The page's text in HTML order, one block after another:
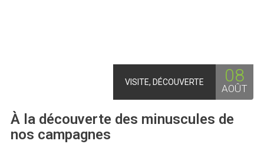
VISITE, DÉCOUVERTE 08
AOÛT
À la découverte des minuscules de
nos campagnes